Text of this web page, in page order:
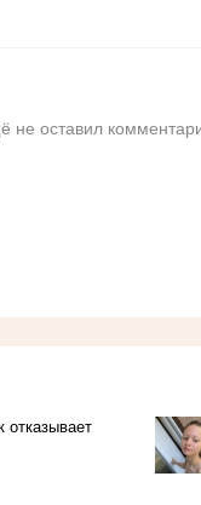
не оставил
отказывает